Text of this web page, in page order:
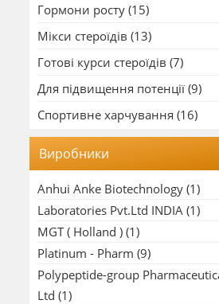
Гормони росту (15)
Мікси стероїдів (13)
Готові курси стероїдів (7)
Для підвищення потенції (9)
Спортивне харчування (16)
Виробники
Anhui Anke Biotechnology (1)
Laboratories Pvt.Ltd INDIA (1)
MGT ( Holland ) (1)
Platinum - Pharm (9)
Polypeptide-group
Ltd (1)